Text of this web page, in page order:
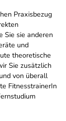
Praxisbezug
Sie sie anderen
und
theoretische
Sie zusätzlich
von überall
FitnesstrainerIn